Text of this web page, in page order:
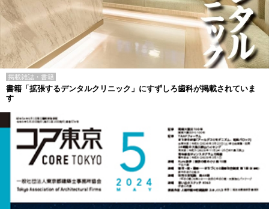
掲載雑誌・書籍
書籍「拡張するデンタルクリニック」にすずしろ歯科が掲載されていま
す